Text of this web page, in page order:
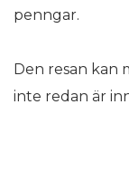
penngar.
Den resan kan
inte redan är